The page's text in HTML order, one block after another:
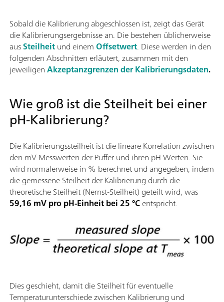
Sobald die Kalibrierung abgeschlossen ist, zeigt das Gerät
die Kalibrierungsergebnisse an. Die bestehen üblicherweise
ausSteilheitund einemOffsetwert. Diese werden in den
folgenden Abschnitten erläutert, zusammen mit den
jeweiligenAkzeptanzgrenzen der Kalibrierungsdaten.
Wie groß ist die Steilheit bei einer
pH-Kalibrierung?
Die Kalibrierungssteilheit ist die lineare Korrelation zwischen
den mV-Messwerten der Puffer und ihren pH-Werten. Sie
wird normalerweise in % berechnet und angegeben, indem
die gemessene Steilheit der Kalibrierung durch die
theoretische Steilheit (Nernst-Steilheit) geteilt wird, was
59,16 mV pro pH-Einheit bei 25 °Centspricht.
Dies geschieht, damit die Steilheit für eventuelle
Temperaturunterschiede zwischen Kalibrierung und